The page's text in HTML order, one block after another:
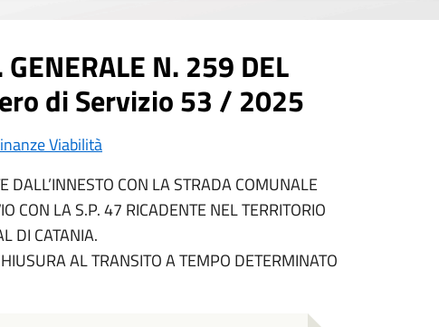
N. 259 DEL
di Servizio 53 / 2025
Viabilità
DALL’INNESTO CON LA STRADA COMUNALE
CON LA S.P. 47 RICADENTE NEL TERRITORIO
DI CATANIA.
AL TRANSITO A TEMPO DETERMINATO